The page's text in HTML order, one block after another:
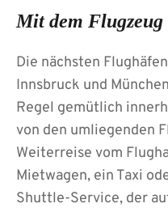
Mit dem Flugzeug
Die nächsten
Innsbruck und
Regel gemütlich
von den umliegenden
Weiterreise vom
Mietwagen, ein Taxi
Shuttle-Service, der